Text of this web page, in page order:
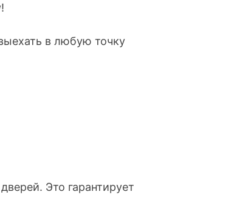
в любую точку
Это гарантирует